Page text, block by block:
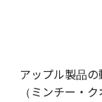
アップル製品
（ミンチー・